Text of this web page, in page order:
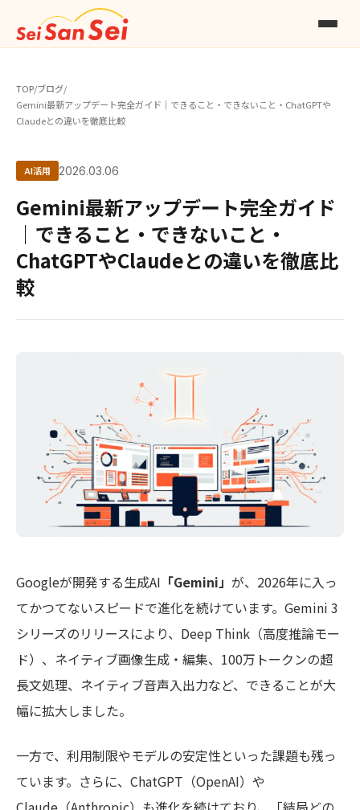
TOP/ブログ/
Gemini最新アップデート完全ガイド｜できること・できないこと・ChatGPTや
Claudeとの違いを徹底比較
AI活用 2026.03.06
Gemini最新アップデート完全ガイド
｜できること・できないこと・
ChatGPTやClaudeとの違いを徹底比
較
Googleが開発する生成AI 「Gemini」 が、2026年に入っ
てかつてないスピードで進化を続けています。Gemini 3
シリーズのリリースにより、Deep Think（高度推論モー
ド）、ネイティブ画像生成・編集、100万トークンの超
長文処理、ネイティブ音声入出力など、できることが大
幅に拡大しました。
一方で、利用制限やモデルの安定性といった課題も残っ
ています。さらに、ChatGPT（OpenAI）や